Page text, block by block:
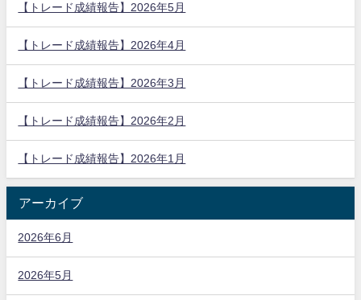
【トレード成績報告】2026年5月
【トレード成績報告】2026年4月
【トレード成績報告】2026年3月
【トレード成績報告】2026年2月
【トレード成績報告】2026年1月
アーカイブ
2026年6月
2026年5月